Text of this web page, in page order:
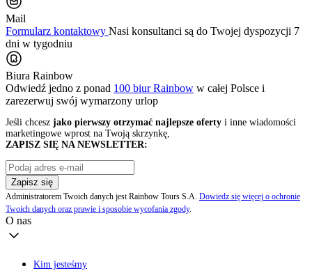
Mail
Formularz kontaktowy Nasi konsultanci są do Twojej dyspozycji 7
dni w tygodniu
Biura Rainbow
Odwiedź jedno z ponad 100 biur Rainbow w całej Polsce i
zarezerwuj swój wymarzony urlop
Jeśli chcesz jako pierwszy otrzymać najlepsze oferty i inne wiadomości
marketingowe wprost na Twoją skrzynkę,
ZAPISZ SIĘ NA NEWSLETTER:
Zapisz się
Administratorem Twoich danych jest Rainbow Tours S.A. Dowiedz się więcej o ochronie
Twoich danych oraz prawie i sposobie wycofania zgody.
O nas
Kim jesteśmy